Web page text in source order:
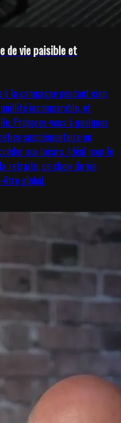
de vie paisible et
la campagne pendant cinq
incomparable, et
Préparez-vous à quelques
supplémentaire ou
aux loisirs. Idéal pour le
retraite, ce choix de vie
être global.